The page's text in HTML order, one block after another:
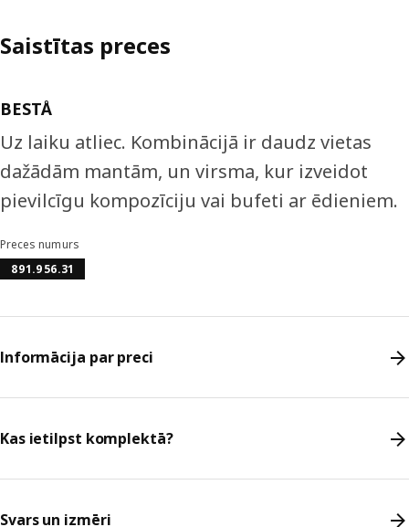
Saistītas preces
BESTÅ
Uz laiku atliec. Kombinācijā ir daudz vietas
dažādām mantām, un virsma, kur izveidot
pievilcīgu kompozīciju vai bufeti ar ēdieniem.
Preces numurs
891.956.31
Informācija par preci
Kas ietilpst komplektā?
Svars un izmēri